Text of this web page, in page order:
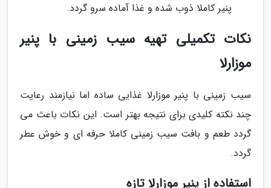
پنیر کاملا ذوب شده و غذا آماده سرو گردد.
نکات تکمیلی تهیه سیب زمینی با پنیر
موزارلا
سیب زمینی با پنیر موزارلا غذایی ساده اما نیازمند رعایت
چند نکته کلیدی برای نتیجه بهتر است. این نکات باعث می
گردد طعم و بافت سیب زمینی کاملا حرفه ای و خوش عطر
گردد.
استفاده از پنیر موزارلا تازه